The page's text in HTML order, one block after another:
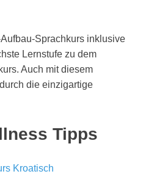
Sprachkurs inklusive
Lernstufe zu dem
Auch mit diesem
die einzigartige
Tipps
Kroatisch